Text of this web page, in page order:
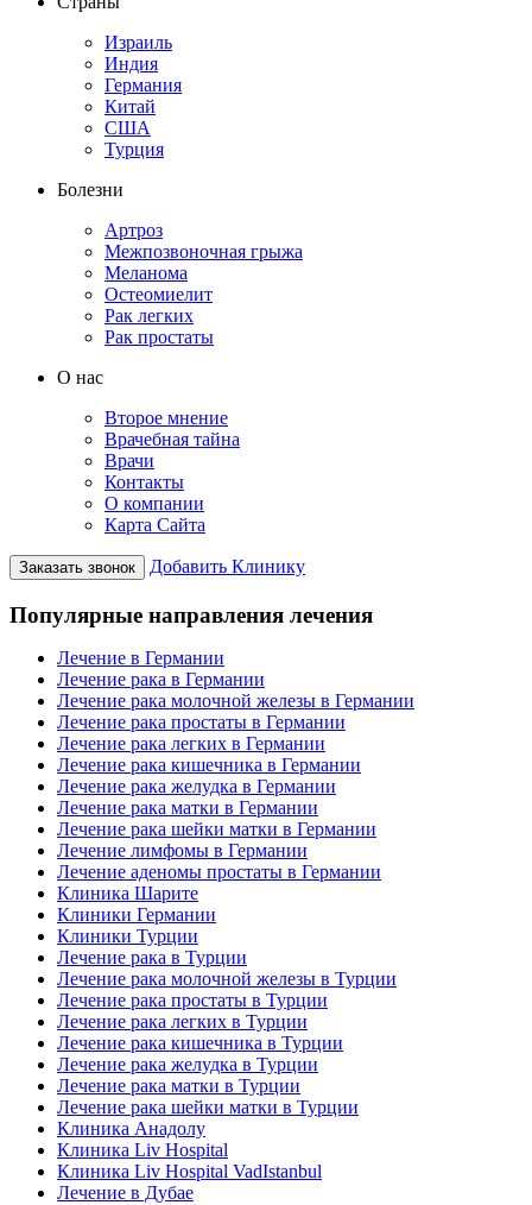
Израиль
Индия
Германия
Китай
США
Турция
Болезни
Артроз
Межпозвоночная грыжа
Меланома
Остеомиелит
Рак легких
Рак простаты
О нас
Второе мнение
Врачебная тайна
Врачи
Контакты
О компании
Карта Сайта
Заказать звонок Добавить Клинику
Популярные направления лечения
Лечение в Германии
Лечение рака в Германии
Лечение рака молочной железы в Германии
Лечение рака простаты в Германии
Лечение рака легких в Германии
Лечение рака кишечника в Германии
Лечение рака желудка в Германии
Лечение рака матки в Германии
Лечение рака шейки матки в Германии
Лечение лимфомы в Германии
Лечение аденомы простаты в Германии
Клиника Шарите
Клиники Германии
Клиники Турции
Лечение рака в Турции
Лечение рака молочной железы в Турции
Лечение рака простаты в Турции
Лечение рака легких в Турции
Лечение рака кишечника в Турции
Лечение рака желудка в Турции
Лечение рака матки в Турции
Лечение рака шейки матки в Турции
Клиника Анадолу
Клиника Liv Hospital
Клиника Liv Hospital VadIstanbul
Лечение в Дубае